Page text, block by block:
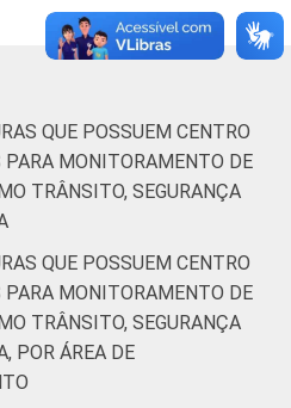
100 mil
até 500
91 2
Mais de
500 mil
80 18
Centro Regional de
da
(Cetic.br),
uso das tecnologias de
no setor público
QUE POSSUEM CENTRO
PARA MONITORAMENTO DE
TRÂNSITO, SEGURANÇA
QUE POSSUEM CENTRO
PARA MONITORAMENTO DE
TRÂNSITO, SEGURANÇA
POR ÁREA DE